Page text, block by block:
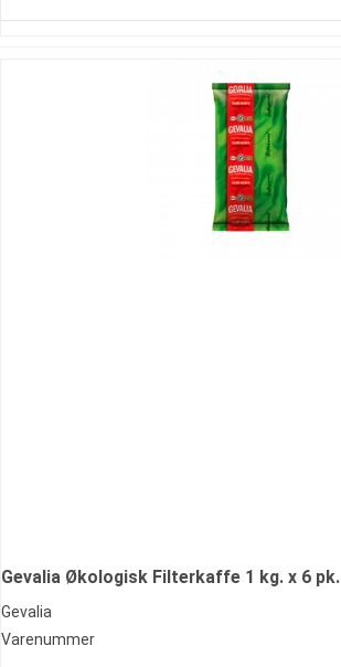
Gevalia Økologisk Filterkaffe 1 kg. x 6 pk.
Gevalia
Varenummer